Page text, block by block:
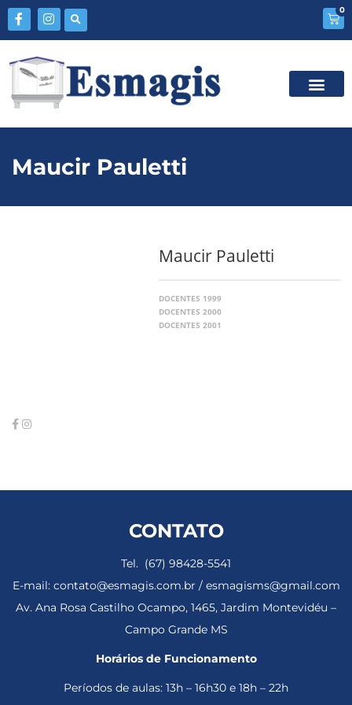
0
Maucir Pauletti
Maucir Pauletti
DOCENTES 1999
DOCENTES 2000
DOCENTES 2001
CONTATO
Tel. (67) 98428-5541
E-mail: contato@esmagis.com.br / esmagisms@gmail.com
Av. Ana Rosa Castilho Ocampo, 1465, Jardim Montevidéu –
Campo Grande MS
Horários de Funcionamento
Períodos de aulas: 13h – 16h30 e 18h – 22h